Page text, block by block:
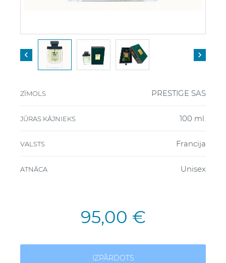
 
ZĪMOLS PRESTIGE SAS
JŪRAS KĀJNIEKS 100 ml.
VALSTS Francija
ATNĀCA Unisex
95,00 €
IZPĀRDOTS